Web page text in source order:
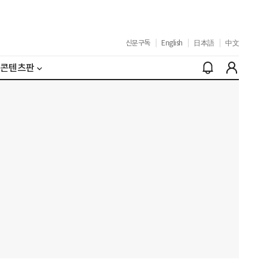
신문구독 English 日本語 中文
콘텐츠판